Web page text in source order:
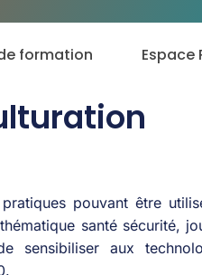
formation Espace
pouvant être
thématique santé sécurité,
sensibiliseraux